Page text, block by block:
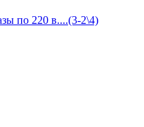
по 220 в....(3-2\4)